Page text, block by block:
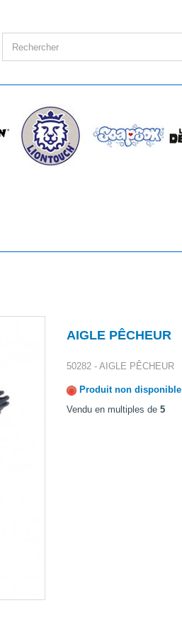
AIGLE PÊCHEUR
50282 - AIGLE PÊCHEUR
Produit non disponible
Vendu en multiples de5